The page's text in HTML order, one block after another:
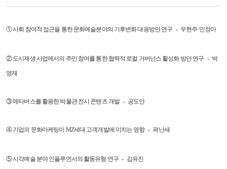
① 사회 참여적 접근을 통한 문화예술분야의 기후변화 대응방안 연구 - 우현주·민정아
② 도시재생 사업에서의 주민 참여를 통한 협력적 로컬 거버넌스 활성화 방안 연구 - 박
영재
③ 메타버스를 활용한 박물관 전시 콘텐츠 개발 - 공도안
④ 기업의 문화마케팅이 MZ세대 고객개발에 미치는 영향 - 곽난새
⑤ 시각예술 분야 인플루언서의 활동유형 연구 - 김유진